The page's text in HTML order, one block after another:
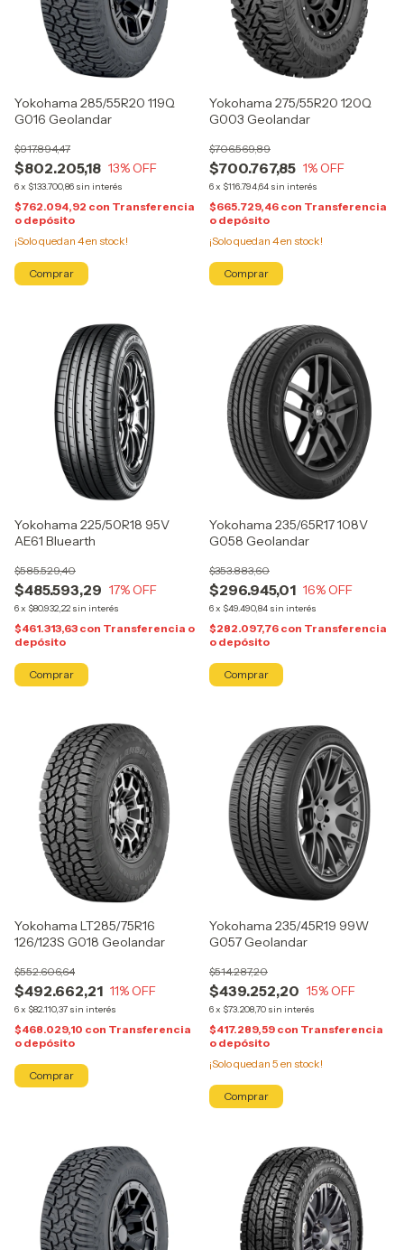
Yokohama 285/55R20 119Q
G016 Geolandar
$802.205,18
$917.894,47
13% OFF
6x $133.700,86 sin interés
$762.094,92 con Transferencia
o depósito
¡Solo quedan 4en stock!
Yokohama 275/55R20 120Q
G003 Geolandar
$700.767,85
$706.569,89
1% OFF
6x $116.794,64 sin interés
$665.729,46 con Transferencia
o depósito
¡Solo quedan 4en stock!
Yokohama 225/50R18 95V
AE61 Bluearth
$485.593,29
$585.529,40
17% OFF
6x $80.932,22 sin interés
$461.313,63 con Transferencia o
depósito
Yokohama 235/65R17 108V
G058 Geolandar
$296.945,01
$353.883,60
16% OFF
6x $49.490,84 sin interés
$282.097,76 con Transferencia
o depósito
Yokohama LT285/75R16
126/123S G018 Geolandar
$492.662,21
$552.606,64
11% OFF
6x $82.110,37 sin interés
$468.029,10 con Transferencia
o depósito
Yokohama 235/45R19 99W
G057 Geolandar
$439.252,20
$514.287,20
15% OFF
6x $73.208,70 sin interés
$417.289,59 con Transferencia
o depósito
¡Solo quedan 5 en stock!